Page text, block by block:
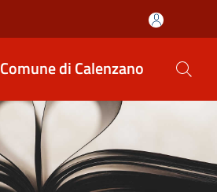
Comune di Calenzano